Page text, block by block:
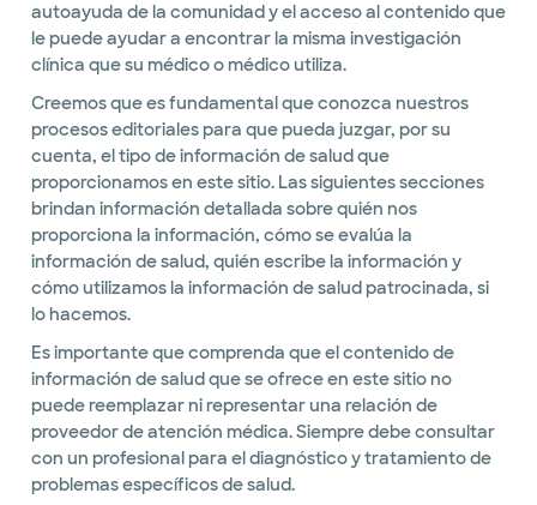
autoayuda de la comunidad y el acceso al contenido que
le puede ayudar a encontrar la misma investigación
clínica que su médico o médico utiliza.
Creemos que es fundamental que conozca nuestros
procesos editoriales para que pueda juzgar, por su
cuenta, el tipo de información de salud que
proporcionamos en este sitio. Las siguientes secciones
brindan información detallada sobre quién nos
proporciona la información, cómo se evalúa la
información de salud, quién escribe la información y
cómo utilizamos la información de salud patrocinada, si
lo hacemos.
Es importante que comprenda que el contenido de
información de salud que se ofrece en este sitio no
puede reemplazar ni representar una relación de
proveedor de atención médica. Siempre debe consultar
con un profesional para el diagnóstico y tratamiento de
problemas específicos de salud.